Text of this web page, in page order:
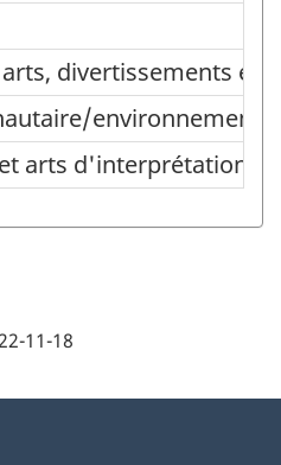
arts, divertissements
divertissements et
et arts
arts d'interprétation
11-18